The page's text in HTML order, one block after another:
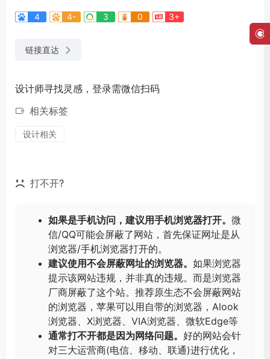
4 4- 3 0 3+
链接直达
设计师寻找灵感，登录需微信扫码
相关标签
设计相关
打不开?
如果是手机访问，建议用手机浏览器打开。 微
信/QQ可能会屏蔽了网站，首先保证网址是从
浏览器/手机浏览器打开的。
建议使用不会屏蔽网址的浏览器。 如果浏览器
提示该网站违规，并非真的违规。而是浏览器
厂商屏蔽了这个站。推荐原生态不会屏蔽网站
的浏览器，苹果可以用自带的浏览器， Alook
浏览器
X浏览器 VIA浏览器 微软Edge等
通常打不开都是因为网络问题。 好的网站会针
对三大运营商(电信、移动、联通)进行优化，